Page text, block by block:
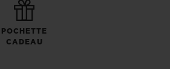
POCHETTE
CADEAU